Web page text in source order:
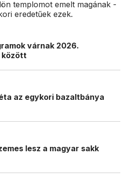
templomot emelt magának -
eredetűek ezek.
várnak 2026.
között
az egykori bazaltbánya
lesz a magyar sakk